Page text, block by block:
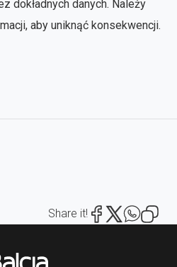
dokładnych danych. Należy
aby uniknąć konsekwencji.
Share it!